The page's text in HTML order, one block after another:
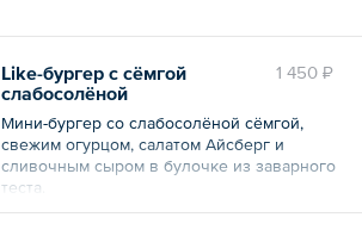
— 6 шт.
Общий вес – 360 г 1 450 ₽
Like-бургер с сёмгой
слабосолёной
Мини-бургер со слабосолёной сёмгой,
свежим огурцом, салатом Айсберг и
сливочным сыром в булочке из заварного
теста.